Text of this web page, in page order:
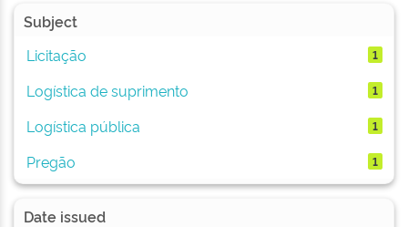
Subject
Licitação
1
Logística de suprimento 1
Logística pública 1
Pregão 1
Date issued